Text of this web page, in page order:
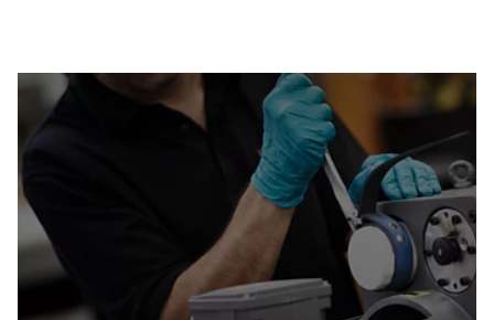
Đọc thêm